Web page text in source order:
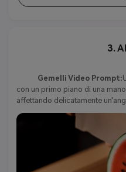
3.
Gemelli Video Prompt:
con un primo piano di una
affettando delicatamente
cristallino. L'anguria si trova
guscio esterno imita una
striature. Mentre il coltello
vivida con semi neri
superficie lucida e traslucida.
risonanti, amplificati per